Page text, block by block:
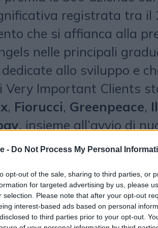
- Do Not Process My Personal
opt-out of the sale, sharing to third parties, or
for targeted advertising by us, please
selection. Please note that after your opt-out
interest-based ads based on personal
to third parties prior to your opt-out.
registrata tra il
che si affianca alla
nelle principali
allo sviluppo e
Very Important Clients
, Fiorucci, Greenpeace,
, insieme all’avvio di
AIL, Heikos Normal
guidano il 2026
segna anche il lancio